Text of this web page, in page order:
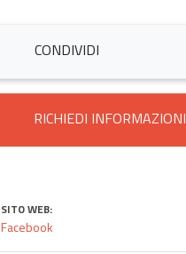
CONDIVIDI
RICHIEDI INFORMAZIONI
SITO WEB:
Facebook